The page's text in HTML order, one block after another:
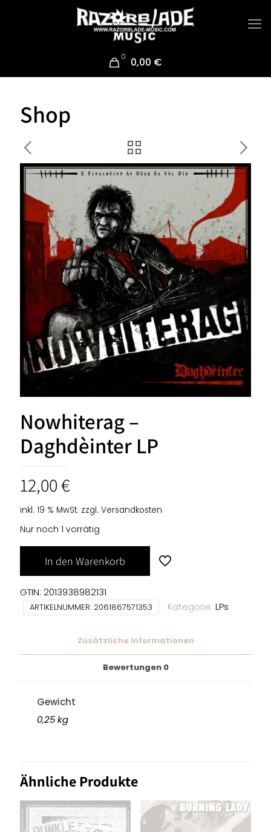
0 0,00 €
Shop
Nowhiterag –
Daghdèinter LP
12,00€
inkl. 19 % MwSt. zzgl. Versandkosten
Nur noch 1 vorrätig
In den Warenkorb
GTIN: 2013938982131
ARTIKELNUMMER: 2061867571353 Kategorie: LPs
Zusätzliche Informationen
Bewertungen 0
Gewicht
0,25 kg
Ähnliche Produkte